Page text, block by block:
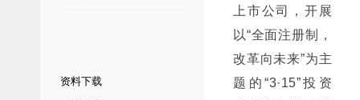
资料下载
上市公司，开展
以“全面注册制，
改革向未来”为主
题的“3·15”投资